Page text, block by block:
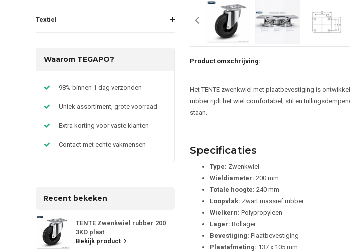
Textiel
Waarom TEGAPO?
98% binnen 1 dag verzonden
Uniek assortiment, grote voorraad
Extra korting voor vaste klanten
Contact met echte vakmensen
Recent bekeken
TENTE Zwenkwiel rubber 200
3KO plaat
Bekijk product
Product omschrijving:
Het TENTE zwenkwiel met plaatbevestiging is
rubber rijdt het wiel comfortabel, stil en
staan.
Specificaties
Type: Zwenkwiel
Wieldiameter: 200 mm
Totale hoogte: 240 mm
Loopvlak: Zwart massief rubber
Wielkern: Polypropyleen
Lager: Rollager
Bevestiging: Plaatbevestiging
Plaatafmeting: 137 x 105 mm